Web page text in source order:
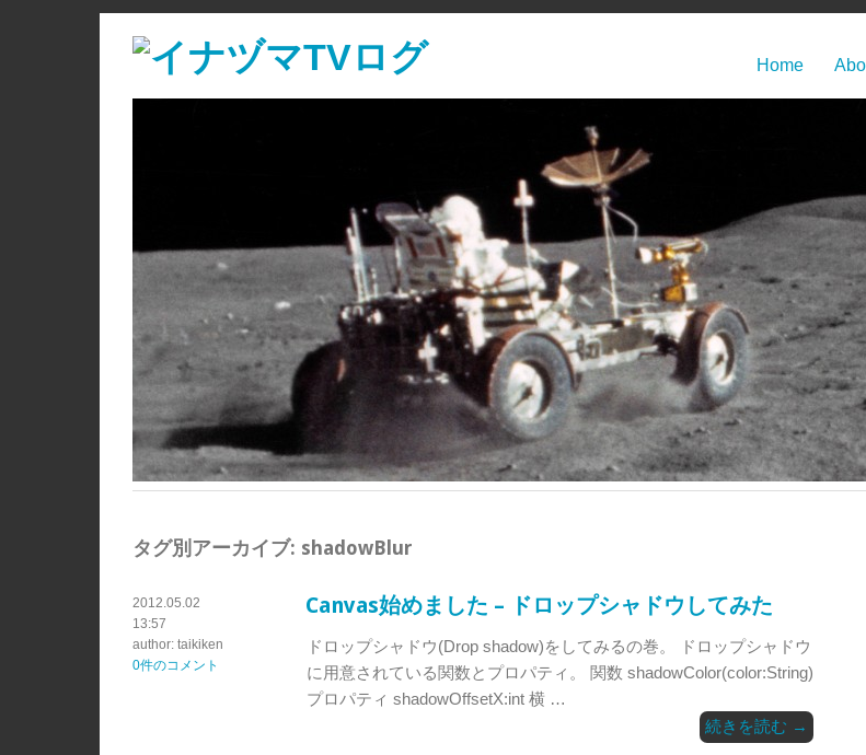
Home
タグ別アーカイブ: shadowBlur
2012.05.02
13:57
author: taikiken
0件のコメント
Canvas始めました – ドロップシャドウしてみた
ドロップシャドウ(Drop shadow)をしてみるの巻。 ドロップシャドウ
に用意されている関数とプロパティ。 関数 shadowColor(color:String)
プロパティ shadowOffsetX:int 横 …
続きを読む →